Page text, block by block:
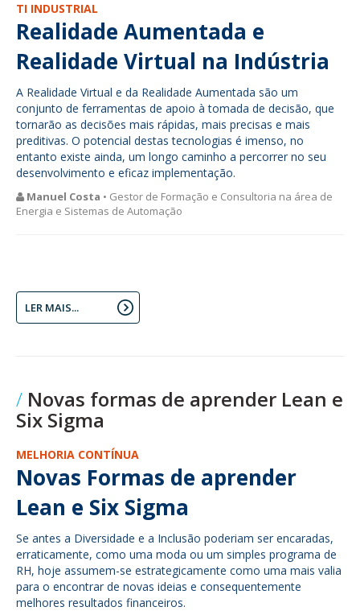
TI INDUSTRIAL
Realidade Aumentada e
Realidade Virtual na Indústria
A Realidade Virtual e da Realidade Aumentada são um
conjunto de ferramentas de apoio à tomada de decisão, que
tornarão as decisões mais rápidas, mais precisas e mais
preditivas. O potencial destas tecnologias é imenso, no
entanto existe ainda, um longo caminho a percorrer no seu
desenvolvimento e eficaz implementação.
Manuel Costa • Gestor de Formação e Consultoria na área de
Energia e Sistemas de Automação
LER MAIS...
Novas formas de aprender Lean e
Six Sigma
MELHORIA CONTÍNUA
Novas Formas de aprender
Lean e Six Sigma
Se antes a Diversidade e a Inclusão poderiam ser encaradas,
erraticamente, como uma moda ou um simples programa de
RH, hoje assumem-se estrategicamente como uma mais valia
para o encontrar de novas ideias e consequentemente
melhores resultados financeiros.